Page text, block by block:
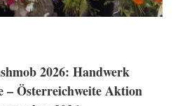
2026: Handwerk
– Österreichweite Aktion